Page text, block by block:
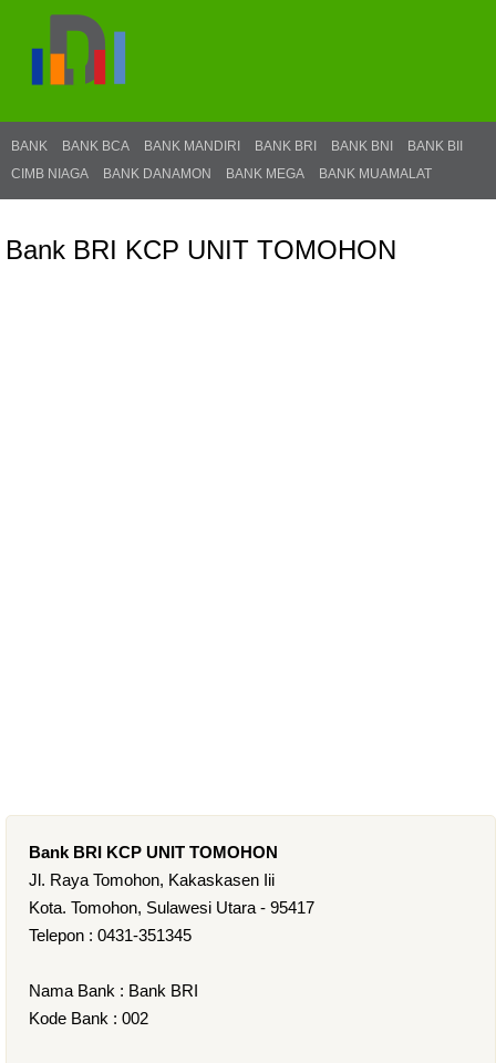
BANK BANK BCA BANK MANDIRI BANK BRI BANK BNI
BANK BII
CIMB NIAGA
BANK DANAMON BANK MEGA BANK MUAMALAT
Bank BRI KCP UNIT TOMOHON
Bank BRI KCP UNIT TOMOHON
Jl. Raya Tomohon, Kakaskasen Iii
Kota. Tomohon, Sulawesi Utara - 95417
Telepon : 0431-351345
Nama Bank : Bank BRI
Kode Bank : 002